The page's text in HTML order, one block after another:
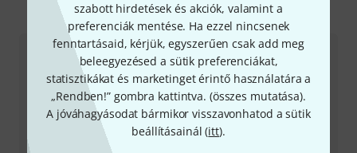
szabott hirdetések és akciók, valamint a
preferenciák mentése. Ha ezzel nincsenek
fenntartásaid, kérjük, egyszerűen csak add meg
beleegyezésed a sütik preferenciákat,
statisztikákat és marketinget érintő használatára a
„Rendben!” gombra kattintva. (összes mutatása).
A jóváhagyásodat bármikor visszavonhatod a sütik
beállításainál (itt).
Így érhetsz el minket
Ügyfélszolgálat - Magyarország